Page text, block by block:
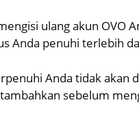
ulang akun OVO
Anda penuhi terlebih
Anda tidak akan
sebelum